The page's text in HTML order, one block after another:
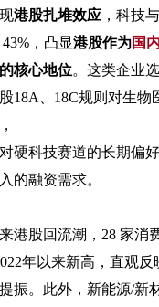
港股扎堆效应 ，科技
，凸显港股作为国
的核心地位。这类企业
18A、18C规则对生物
硬科技赛道的长期偏
的融资需求。
港股回流潮，28 家消
年以来新高，直观反
振。此外，新能源/新